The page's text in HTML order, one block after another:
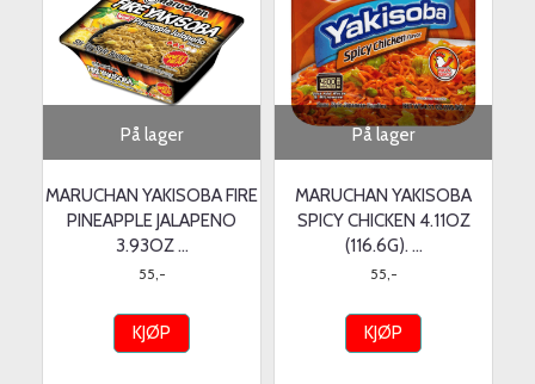
På lager
MARUCHAN YAKISOBA FIRE
PINEAPPLE JALAPENO
3.93OZ ...
55,-
KJØP
På lager
MARUCHAN YAKISOBA
SPICY CHICKEN 4.11OZ
(116.6G). ...
55,-
KJØP